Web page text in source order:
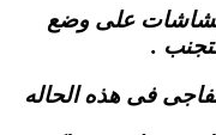
على وضع
.
فى هذه الحاله